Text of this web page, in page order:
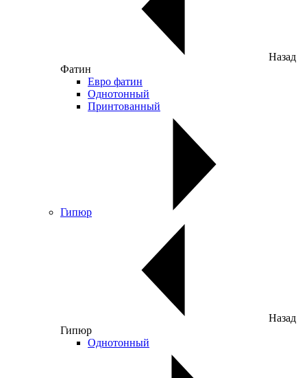
Назад
Фатин
Евро фатин
Однотонный
Принтованный
Гипюр
Назад
Гипюр
Однотонный